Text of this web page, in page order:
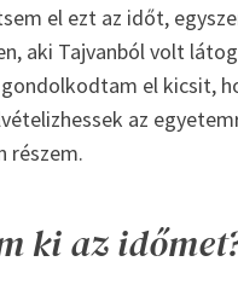
el ezt az időt,
aki Tajvanból volt
el kicsit,
az
részem.
ki az